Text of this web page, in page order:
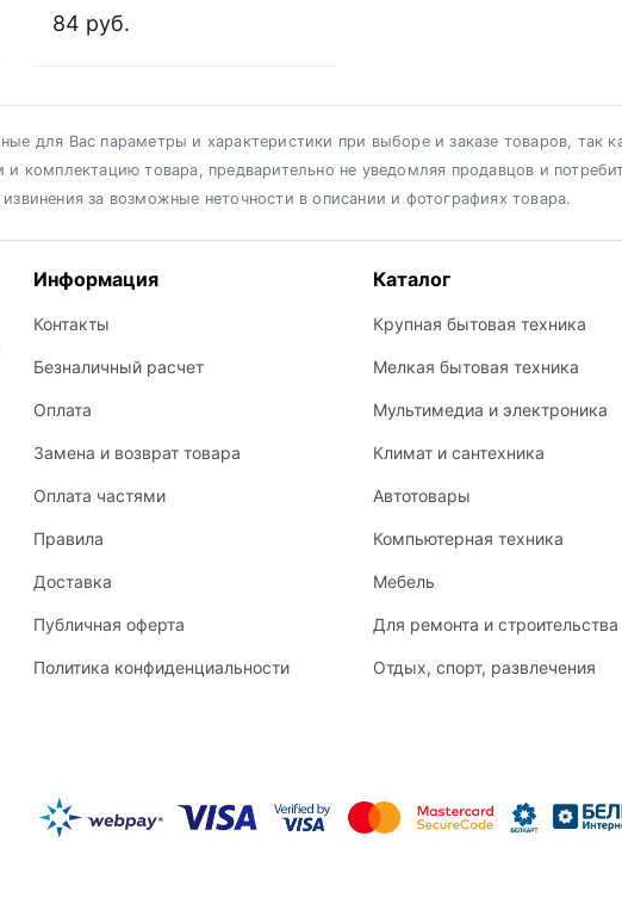
84 руб.
для Вас параметры и характеристики при выборе и заказе товаров, так
и комплектацию товара, предварительно не уведомляя продавцов и
за возможные неточности в описании и фотографиях товара.
Информация
Контакты
Безналичный расчет
Оплата
Замена и возврат товара
Оплата частями
Правила
Доставка
Публичная оферта
Политика конфиденциальности
Каталог
Крупная бытовая техника
Мелкая бытовая техника
Мультимедиа и электроника
Климат и сантехника
Автотовары
Компьютерная техника
Мебель
Для ремонта и строительства
Отдых, спорт, развлечения